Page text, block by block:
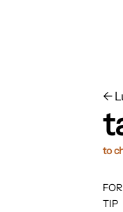
←
to
TIP